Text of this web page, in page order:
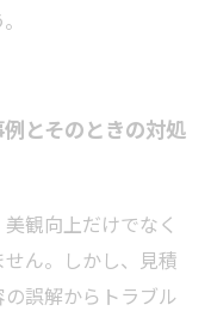
とそのときの対処
観向上だけでなく
ん。しかし、見積
誤解からトラブル